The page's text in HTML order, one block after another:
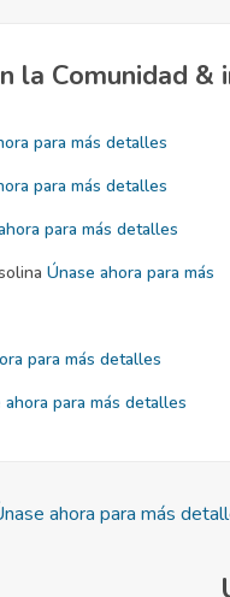
la Comunidad &
para más detalles
para más detalles
para más detalles
Únase ahora para más
para más detalles
ahora para más detalles
ahora para más